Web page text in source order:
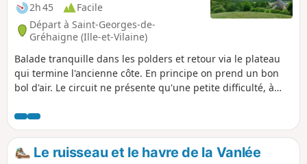
2h 45
Facile
Départ à Saint-Georges-de-
Gréhaigne (Ille-et-Vilaine)
Balade tranquille dans les polders et retour via le plateau
qui termine l'ancienne côte. En principe on prend un bon
bol d'air. Le circuit ne présente qu'une petite difficulté, à
m à 75 m. La récompense en saison, ce sont les cerises !
Le ruisseau et le havre de la Vanlée